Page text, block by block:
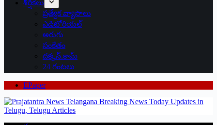
శీర్షికలు
ప్రత్యేక వ్యాసాలు
ఎడిటోరియల్
అరుగు
సంకేతం
దక్కన్.కామ్
24 గంటలు
EPaper